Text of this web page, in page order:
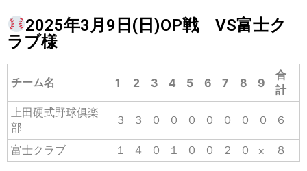
2025年3月9日(日)OP戦 VS富士ク
ラブ様
チーム名 1 2 3 4 5 6 7 8 9
合
計
上田硬式野球俱楽
部
３ ３ ０ ０ ０ ０ ０ ０ ０ ６
富士クラブ １ ４ ０ １ ０ ０ ２ ０ × ８